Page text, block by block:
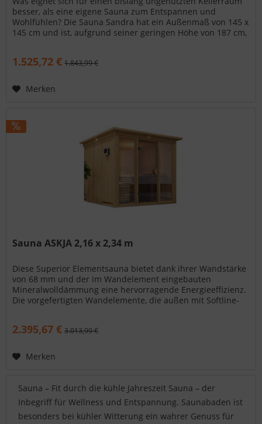
besser, als eine eigene Sauna zum Entspannen und
Wohlfühlen? Die Sauna Sandra hat ein Außenmaß von 145 x
145 cm und ist, aufgrund seiner geringen Höhe von 187 cm,
1.525,72 € 1.843,99 €
Merken
Sauna ASKJA 2,16 x 2,34 m
Diese Superior Elementsauna bietet dank ihrer Wandstärke
von 68 mm und der im Wandelement eingebauten
Mineralwolldämmung eine hervorragende Energieeffizienz.
Die vorgefertigten Wandelemente, die außen mit Softline-
2.395,67 € 3.013,99 €
Merken
Sauna – Fit durch die kühle Jahreszeit Sauna – der
Inbegriff für Wellness und Entspannung. Saunabaden ist
besonders bei kühler Witterung ein wahrer Genuss für